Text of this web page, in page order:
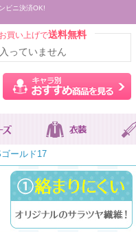
ビニ決済OK!
買い上げで送料無料
っていません
ウィッグをカラーから探す
ールド17